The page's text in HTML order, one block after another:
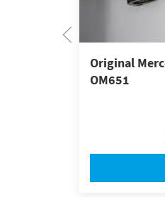
Original
OM651